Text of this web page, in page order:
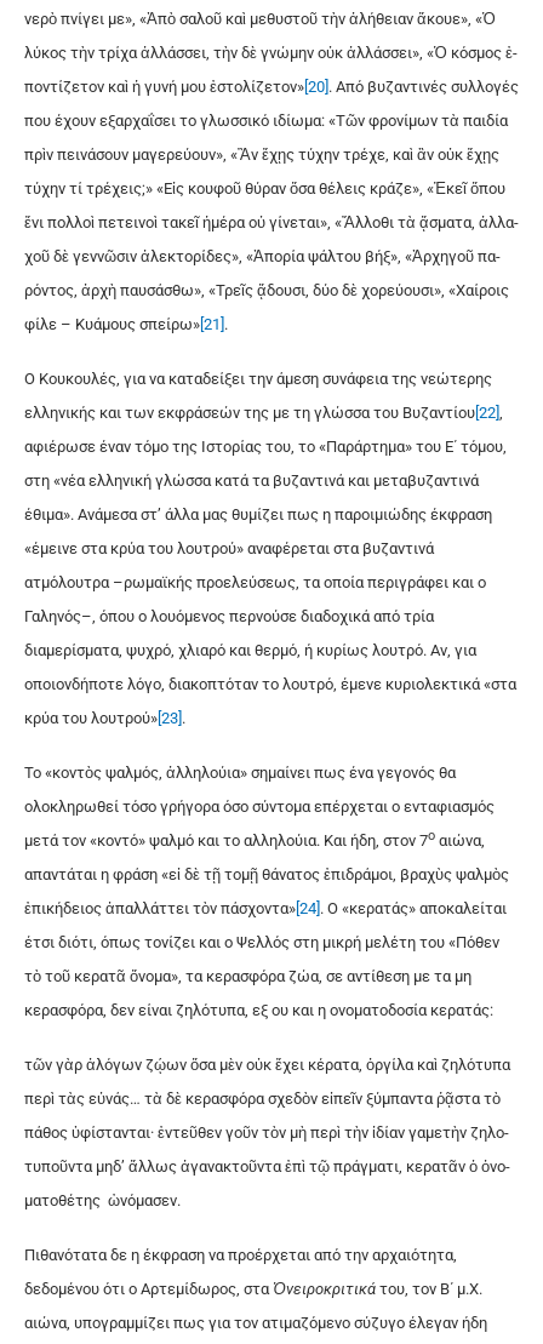
νερὸ πνίγει με», «Ἀπὸ σαλοῦ καὶ με­θυ­στοῦ τὴν ἀ­λή­θειαν ἄ­κου­ε», «Ὁ
λύ­κος τὴν τρί­χα ἀ­λλάσ­σει, τὴν δὲ γνώ­μην οὐκ ἀ­λλάσ­σει», «Ὁ κό­σμος ἐ­
πον­τί­ζε­τον καὶ ἡ γυ­νή μου ἐ­στο­λί­ζε­τον»[20]. Από βυζαντινές συλλογές
που έχουν εξαρχαΐσει το γλωσσικό ιδίωμα: «Τῶν φρονί­μων τὰ παι­δί­α
πρὶν πει­νά­σουν μα­γε­ρεύ­ουν», «Ἂν ἔ­χῃς τύ­χην τρέ­χε, καὶ ἂν οὐκ ἔ­χῃς
τύ­χην τί τρέ­χεις;» «Εἰς κουφοῦ θύ­ραν ὅ­σα θέ­λεις κρά­ζε», «Ἐκε­ῖ ὅπου
ἔνι πολ­λοὶ πε­τει­νοὶ τα­κεῖ ἡ­μέ­ρα οὐ γί­νε­ται», «Ἄλ­λο­θι τὰ ᾄ­σμα­τα, ἀλ­λα­
χοῦ δὲ γεν­νῶ­σιν ἀ­λε­κτο­ρί­δες», «Ἀ­πο­ρί­α ψάλ­του βήξ», «Ἀρ­χη­γοῦ πα­
ρόν­τος, ἀρ­χὴ παυ­σά­σθω», «Τρεῖς ᾄ­δου­σι, δύ­ο δὲ χο­ρεύ­ου­σι», «Χαί­ροις
φί­λε – Κυά­μους σπεί­ρω»[21].
Ο Κουκουλές, για να καταδείξει την άμεση συνάφεια της νεώτερης
ελληνικής και των εκφράσεών της με τη γλώσσα του Βυζαντίου[22]
αφιέρωσε έναν τόμο της Ιστορίας του, το «Παράρτημα» του Ε΄ τόμου,
στη «νέα ελληνική γλώσσα κατά τα βυζαντινά και μεταβυζαντινά
έθιμα». Ανάμεσα στ’ άλλα μας θυμίζει πως η παροιμιώδης έκφραση
«έμεινε στα κρύα του λουτρού» αναφέρεται στα βυζαντινά
ατμόλουτρα –ρωμαϊκής προελεύσεως, τα οποία περιγράφει και ο
Γαληνός–, όπου ο λουόμενος περνούσε διαδοχικά από τρία
διαμερίσματα, ψυχρό, χλιαρό και θερμό, ή κυρίως λουτρό. Αν, για
οποιονδήποτε λόγο, διακοπτόταν το λουτρό, έμενε κυριολεκτικά «στα
κρύα του λουτρού»[23].
Το «κοντὸς ψαλμός, ἀλληλούια» σημαίνει πως ένα γεγονός θα
ολοκληρωθεί τόσο γρήγορα όσο σύντομα επέρχεται ο ενταφιασμός
μετά τον «κοντό» ψαλμό και το αλληλούια. Και ήδη, στον 7ο αιώνα,
απαντάται η φράση «εἰ δὲ τῇ το­μῇ θά­να­τος ἐ­πι­δρά­μοι, βρα­χὺς ψαλ­μὸς
ἐ­πι­κή­δει­ος ἀ­παλ­λάτ­τει τὸν πά­σχον­τα»[24]. Ο «κερατάς» αποκαλείται
έτσι διότι, όπως τονίζει και ο Ψελλός στη μικρή μελέτη του «Πό­θεν
τὸ τοῦ κε­ρα­τᾶ ὄ­νο­μα», τα κερασφόρα ζώα, σε αντίθεση με τα μη
κερασφόρα, δεν είναι ζηλότυπα, εξ ου και η ονοματοδοσία κερατάς:
τῶν γὰρ ἀ­λό­γων ζῴ­ων ὅ­σα μὲν οὐκ ἔ­χει κέ­ρα­τα, ὀρ­γί­λα καὶ ζη­λό­τυ­πα
πε­ρὶ τὰς εὐ­νάς… τὰ δὲ κε­ρα­σφό­ρα σχε­δὸν εἰ­πεῖν ξύμ­παν­τα ῥᾷ­στα τὸ
πά­θος ὑ­φί­σταν­ται· ἐν­τεῦ­θεν γοῦν τὸν μὴ πε­ρὶ τὴν ἰ­δί­αν γα­με­τὴν ζη­λο­
τυ­ποῦν­τα μη­δ’ ἄλ­λως ἀ­γα­να­κτοῦν­τα ἐ­πὶ τῷ πράγ­μα­τι, κε­ρα­τᾶν ὁ ὀ­νο­
μα­το­θέ­της ὠνό­μα­σεν.
Πιθανότατα δε η έκφραση να προέρχεται από την αρχαιότητα,
δεδομένου ότι ο Αρτεμίδωρος, στα Ὀνειροκριτικά του, τον Β΄ μ.Χ.
αιώνα, υπογραμμίζει πως για τον ατιμαζόμενο σύζυγο έλεγαν ήδη